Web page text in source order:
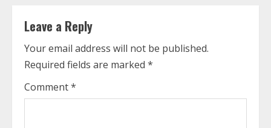
t
i
n
u
Leave a Reply
Your email address will not be published.
Required fields are marked *
Comment*